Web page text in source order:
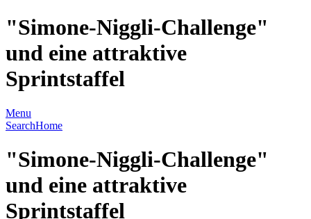
"Simone-Niggli-Challenge"
und eine attraktive
Sprintstaffel
Menu
SearchHome
"Simone-Niggli-Challenge"
und eine attraktive
Sprintstaffel